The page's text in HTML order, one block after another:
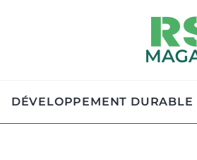
DÉVELOPPEMENT DURABLE